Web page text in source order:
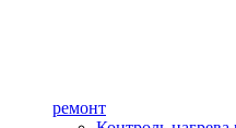
ремонт